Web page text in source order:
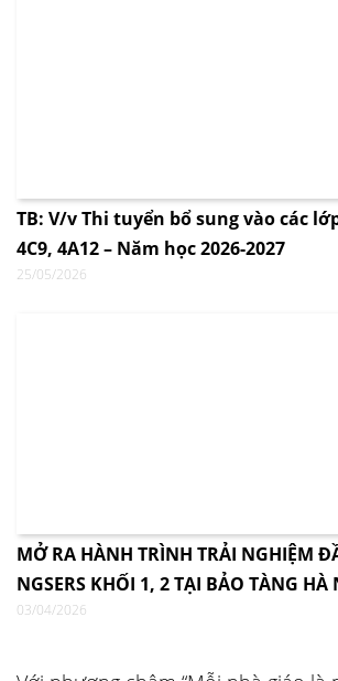
TB: V/v Thi tuyển bổ sung vào các
4C9, 4A12 – Năm học 2026-2027
25/05/2026
MỞ RA HÀNH TRÌNH TRẢI NGHIỆM
NGSERS KHỐI 1, 2 TẠI BẢO TÀNG HÀ
03/04/2026